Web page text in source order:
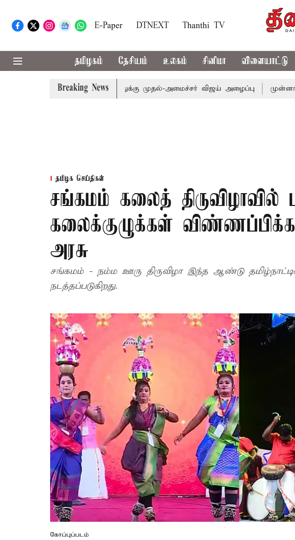
E-Paper DTNEXT Thanthi TV
தமிழகம் தேசியம் உலகம் சினிமா விளையாட்டு
Breaking News
எம்.பி.க்கள் கூட்டத்துக்கு முதல்-அமைச்சர் விஜய் அழைப்பு முன்னாள்
தமிழக செய்திகள்
சங்கமம் கலைத் திருவிழாவில்
கலைக்குழுக்கள்
அரசு
சங்கமம் - நம்ம ஊரு திருவிழா இந்த ஆண்டு
நடத்தப்படுகிறது.
கோப்புப்படம்